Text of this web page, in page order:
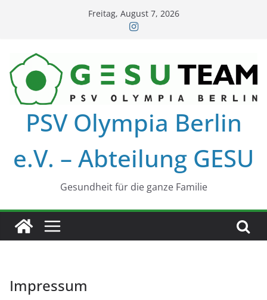
Freitag, August 7, 2026
PSV Olympia Berlin
e.V. – Abteilung GESU
Gesundheit für die ganze Familie
Impressum